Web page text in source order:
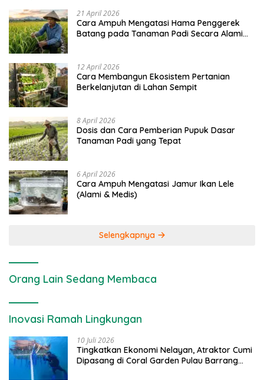
21 April 2026
Cara Ampuh Mengatasi Hama Penggerek
Batang pada Tanaman Padi Secara Alami
12 April 2026
Cara Membangun Ekosistem Pertanian
Berkelanjutan di Lahan Sempit
8 April 2026
Dosis dan Cara Pemberian Pupuk Dasar
Tanaman Padi yang Tepat
6 April 2026
Cara Ampuh Mengatasi Jamur Ikan Lele
(Alami & Medis)
Selengkapnya
Orang Lain Sedang Membaca
Inovasi Ramah Lingkungan
10 Juli 2026
Tingkatkan Ekonomi Nelayan, Atraktor Cumi
Dipasang di Coral Garden Pulau Barrang